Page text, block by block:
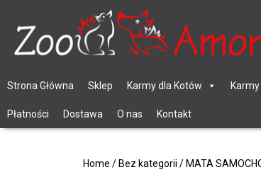
Strona Główna Sklep Karmy dla Kotów
Płatności Dostawa O nas Kontakt
Home / Bez kategorii / MATA